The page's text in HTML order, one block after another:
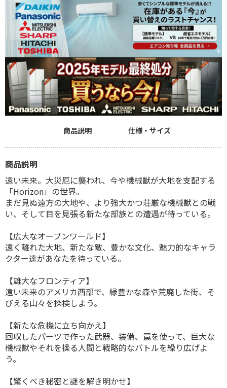
商品説明 仕様・サイズ
商品説明
遠い未来。大災厄に襲われ、今や機械獣が大地を支配する
「Horizon」の世界。
まだ見ぬ遠方の大地や、より強大かつ荘厳な機械獣との戦
い、そして目を見張る新たな部族との遭遇が待っている。
【広大なオープンワールド】
遠く離れた大地、新たな敵、豊かな文化、魅力的なキャラ
クター達があなたを待っている。
【雄大なフロンティア】
遠い未来のアメリカ西部で、緑豊かな森や荒廃した街、そ
びえる山々を探検しよう。
【新たな危機に立ち向かえ】
回収したパーツで作った武器、装備、罠を使って、巨大な
機械獣やそれを操る人間と戦略的なバトルを繰り広げよ
う。
【驚くべき秘密と謎を解き明かせ】